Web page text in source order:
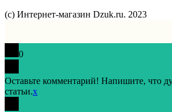
(с) Интернет-магазин Dzuk.ru. 2023
0
Оставьте комментарий! Напишите, что
статьи.x